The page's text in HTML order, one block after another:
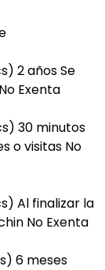
2 años Se
Exenta
30 minutos
o visitas No
Al finalizar la
No Exenta
6 meses